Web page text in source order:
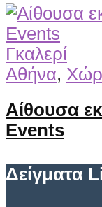
Γκαλερί
Αθήνα,
Αίθουσα
Events
Δείγματα